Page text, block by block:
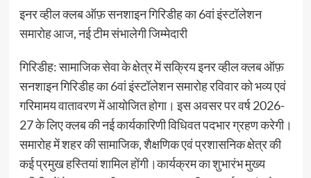
इनर व्हील क्लब ऑफ़ सनशाइन गिरिडीह का 6वां इंस्टॉलेशन
समारोह आज, नई टीम संभालेगी जिम्मेदारी
गिरिडीह: सामाजिक सेवा के क्षेत्र में सक्रिय इनर व्हील क्लब ऑफ़
सनशाइन गिरिडीह का 6वां इंस्टॉलेशन समारोह रविवार को भव्य एवं
गरिमामय वातावरण में आयोजित होगा। इस अवसर पर वर्ष 2026-
27 के लिए क्लब की नई कार्यकारिणी विधिवत पदभार ग्रहण करेगी।
समारोह में शहर की सामाजिक, शैक्षणिक एवं प्रशासनिक क्षेत्र की
कई प्रमुख हस्तियां शामिल होंगी।कार्यक्रम का शुभारंभ मुख्य